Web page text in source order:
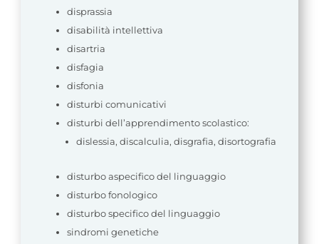
disprassia
disabilità intellettiva
disartria
disfagia
disfonia
disturbi comunicativi
disturbi dell’apprendimento scolastico:
dislessia, discalculia, disgrafia, disortografia
disturbo aspecifico del linguaggio
disturbo fonologico
disturbo specifico del linguaggio
sindromi genetiche